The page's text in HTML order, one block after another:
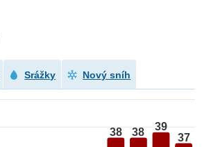
Srážky Nový sníh
38 38 39
37